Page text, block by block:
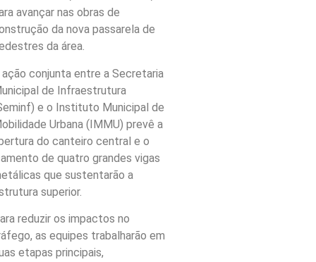
avançar nas obras de
da nova passarela de
da área.
ação conjunta entre a Secretaria
de Infraestrutura
e o Instituto Municipal de
Urbana (IMMU) prevê a
do canteiro central e o
de quatro grandes vigas
que sustentarão a
superior.
reduzir os impactos no
as equipes trabalharão em
etapas principais,